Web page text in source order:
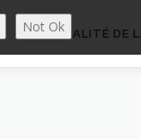
ACTUALITÉ DE
Not Ok